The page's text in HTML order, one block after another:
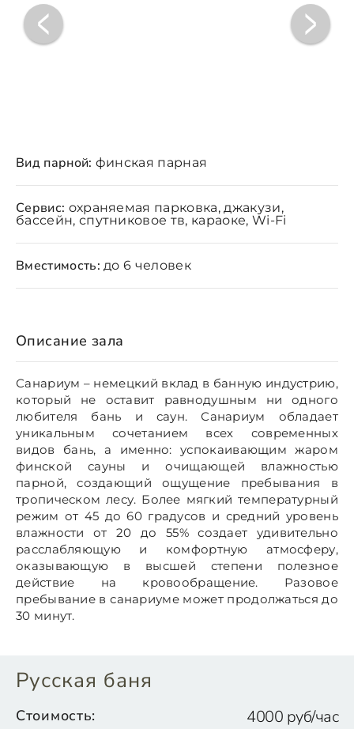
Вид парной: финская парная
Сервис: охраняемая парковка, джакузи,
бассейн, спутниковое тв, караоке, Wi-Fi
Вместимость: до 6 человек
Описание зала
Санариум – немецкий вклад в банную индустрию,
который не оставит равнодушным ни одного
любителя бань и саун. Санариум обладает
уникальным сочетанием всех современных
видов бань, а именно: успокаивающим жаром
финской сауны и очищающей влажностью
парной, создающий ощущение пребывания в
тропическом лесу. Более мягкий температурный
режим от 45 до 60 градусов и средний уровень
влажности от 20 до 55% создает удивительно
расслабляющую и комфортную атмосферу,
оказывающую в высшей степени полезное
действие на кровообращение. Разовое
пребывание в санариуме может продолжаться до
30 минут.
Русская баня
Стоимость: 4000 руб/час